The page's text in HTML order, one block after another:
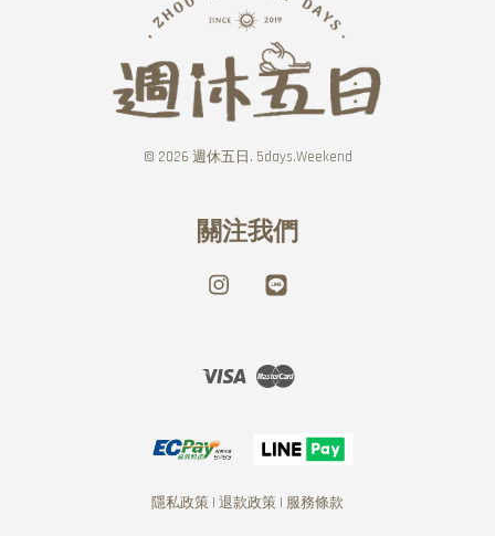
© 2026 週休五日. 5days.Weekend
關注我們
Instagram
Visa Master
隱私政策 | 退款政策 | 服務條款